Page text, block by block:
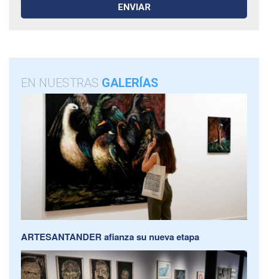
EN NUESTRAS GALERÍAS
ARTESANTANDER afianza su nueva etapa